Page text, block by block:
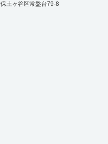
土ヶ谷区常盤台79-8